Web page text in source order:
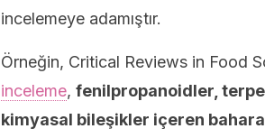
incelemeye adamıştır.
Örneğin, Critical Reviews in Food
inceleme, fenilpropanoidler,
kimyasal bileşikler içeren